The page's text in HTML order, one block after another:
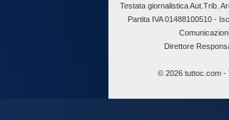
Testata giornalistica Aut.Trib.
Partita IVA 01488100510 -
Direttore
© 2026 tuttoc.com -